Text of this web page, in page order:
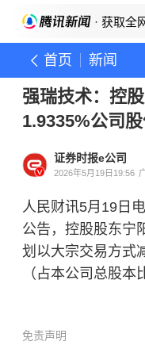
· 获取全
首页 新闻
强瑞技术：控
1.9335%公司
证券时报e公司
2026年5月19日19:56
人民财讯5月19日电
公告，控股股东宁
划以大宗交易方式
（占本公司总股本
免责声明